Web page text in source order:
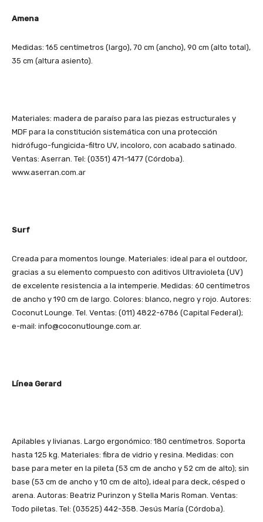
Amena
Medidas: 165 centímetros (largo), 70 cm (ancho), 90 cm (alto total),
35 cm (altura asiento).
Materiales: madera de paraíso para las piezas estructurales y
MDF para la constitución sistemática con una protección
hidrófugo-fungicida-filtro UV, incoloro, con acabado satinado.
Ventas: Aserran. Tel: (0351) 471-1477 (Córdoba).
www.aserran.com.ar
Surf
Creada para momentos lounge. Materiales: ideal para el outdoor,
gracias a su elemento compuesto con aditivos Ultravioleta (UV)
de excelente resistencia a la intemperie. Medidas: 60 centímetros
de ancho y 190 cm de largo. Colores: blanco, negro y rojo. Autores:
Coconut Lounge. Tel. Ventas: (011) 4822-6786 (Capital Federal);
e-mail: info@coconutlounge.com.ar.
Línea Gerard
Apilables y livianas. Largo ergonómico: 180 centímetros. Soporta
hasta 125 kg. Materiales: fibra de vidrio y resina. Medidas: con
base para meter en la pileta (53 cm de ancho y 52 cm de alto); sin
base (53 cm de ancho y 10 cm de alto), ideal para deck, césped o
arena. Autoras: Beatriz Purinzon y Stella Maris Roman. Ventas:
Todo piletas. Tel: (03525) 442-358. Jesús María (Córdoba).